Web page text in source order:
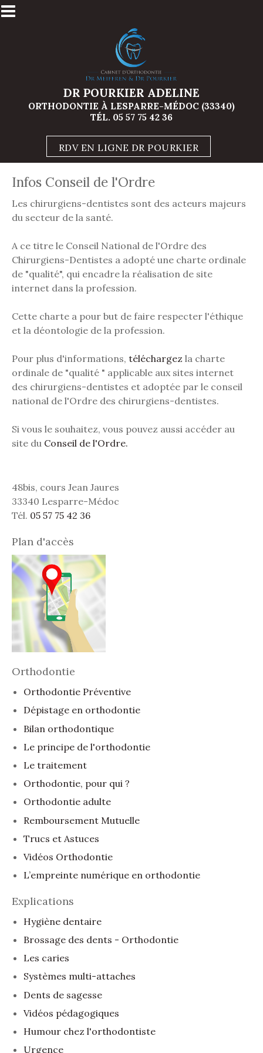
Aller au contenu principal
DR POURKIER ADELINE
ORTHODONTIE À LESPARRE-MÉDOC (33340)
TÉL. 05 57 75 42 36
RDV EN LIGNE DR POURKIER
Infos Conseil de l'Ordre
Les chirurgiens-dentistes sont des acteurs majeurs
du secteur de la santé.
A ce titre le Conseil National de l'Ordre des
Chirurgiens-Dentistes a adopté une charte ordinale
de "qualité", qui encadre la réalisation de site
internet dans la profession.
Cette charte a pour but de faire respecter l'éthique
et la déontologie de la profession.
Pour plus d'informations, téléchargez la charte
ordinale de "qualité " applicable aux sites internet
des chirurgiens-dentistes et adoptée par le conseil
national de l'Ordre des chirurgiens-dentistes.
Si vous le souhaitez, vous pouvez aussi accéder au
site du Conseil de l'Ordre.
48bis, cours Jean Jaures
33340 Lesparre-Médoc
Tél. 05 57 75 42 36
Plan d'accès
Orthodontie
Orthodontie Préventive
Dépistage en orthodontie
Bilan orthodontique
Le principe de l'orthodontie
Le traitement
Orthodontie, pour qui ?
Orthodontie adulte
Remboursement Mutuelle
Trucs et Astuces
Vidéos Orthodontie
L’empreinte numérique en orthodontie
Explications
Hygiène dentaire
Brossage des dents - Orthodontie
Les caries
Systèmes multi-attaches
Dents de sagesse
Vidéos pédagogiques
Humour chez l'orthodontiste
Urgence